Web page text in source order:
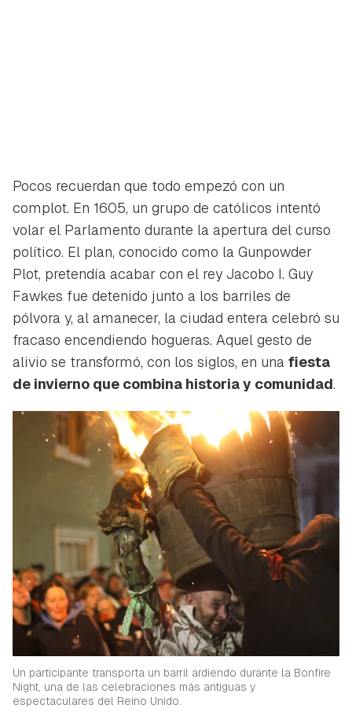
Pocos recuerdan que todo empezó con un
complot. En 1605, un grupo de católicos intentó
volar el Parlamento durante la apertura del curso
político. El plan, conocido como la Gunpowder
Plot, pretendía acabar con el rey Jacobo I. Guy
Fawkes fue detenido junto a los barriles de
pólvora y, al amanecer, la ciudad entera celebró su
fracaso encendiendo hogueras. Aquel gesto de
alivio se transformó, con los siglos, en una fiesta
de invierno que combina historia y comunidad.
Un participante transporta un barril ardiendo durante la Bonfire
Night, una de las celebraciones más antiguas y
espectaculares del Reino Unido.